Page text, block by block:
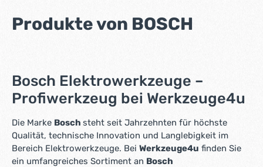
Produkte von BOSCH
Bosch Elektrowerkzeuge –
Profiwerkzeug bei Werkzeuge4u
Die Marke Bosch steht seit Jahrzehnten für höchste
Qualität, technische Innovation und Langlebigkeit im
Bereich Elektrowerkzeuge. Bei Werkzeuge4u finden Sie
ein umfangreiches Sortiment an Bosch